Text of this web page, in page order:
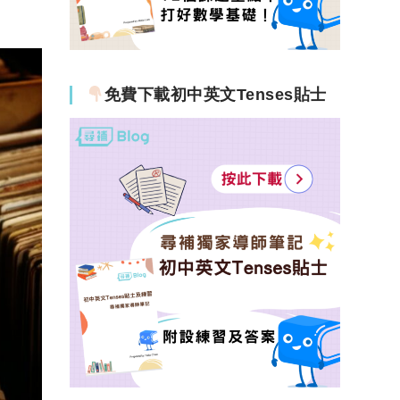
免費下載初中英文Tenses貼士